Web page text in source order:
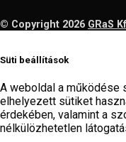
© Copyright 2026 GRaS
Süti beállítások
A weboldal a működése
elhelyezett sütiket
érdekében, valamint a
nélkülözhetetlen